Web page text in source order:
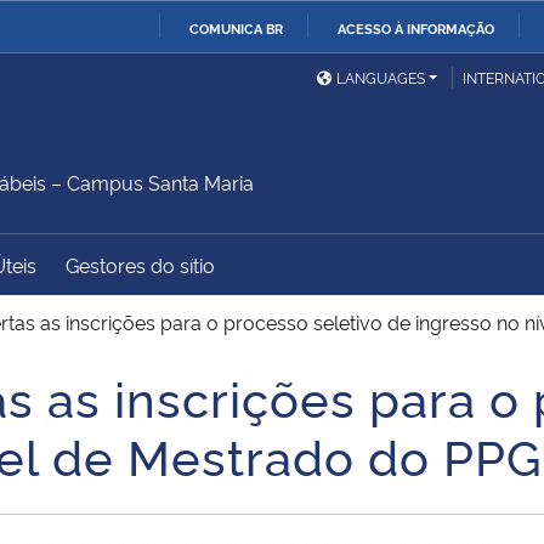
COMUNICA BR ACESSO À INFORMAÇÃO
Ministério da Defesa
Ministério das Relações
Exteriores
Ministério do
Desenvolvimento Regional
Advocacia-Geral da União Banco Central do Brasil
LANGUAGES
– Campus Santa Maria
Gestores do sítio
as inscrições para o processo seletivo de ingresso no
as inscrições para
de Mestrado do